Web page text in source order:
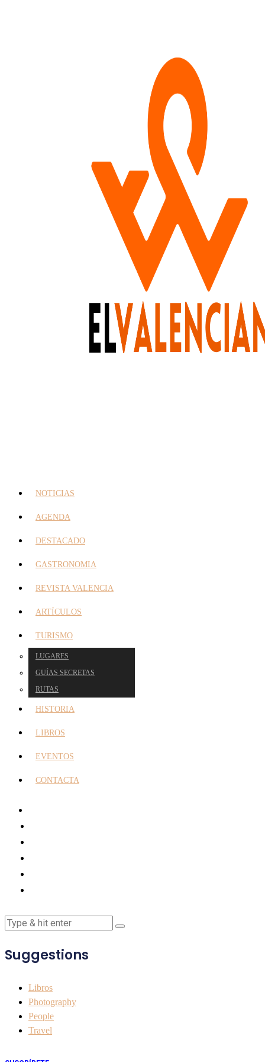
NOTICIAS
AGENDA
DESTACADO
GASTRONOMIA
REVISTA VALENCIA
ARTÍCULOS
TURISMO
LUGARES
GUÍAS SECRETAS
RUTAS
HISTORIA
LIBROS
EVENTOS
CONTACTA
Suggestions
Libros
Photography
People
Travel